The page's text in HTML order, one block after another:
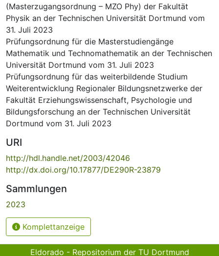
(Masterzugangsordnung – MZO Phy) der Fakultät
Physik an der Technischen Universität Dortmund vom
31. Juli 2023
Prüfungsordnung für die Masterstudiengänge
Mathematik und Technomathematik an der Technischen
Universität Dortmund vom 31. Juli 2023
Prüfungsordnung für das weiterbildende Studium
Weiterentwicklung Regionaler Bildungsnetzwerke der
Fakultät Erziehungswissenschaft, Psychologie und
Bildungsforschung an der Technischen Universität
Dortmund vom 31. Juli 2023
URI
http://hdl.handle.net/2003/42046
http://dx.doi.org/10.17877/DE290R-23879
Sammlungen
2023
Komplettanzeige
Eldorado - Repositorium der TU Dortmund